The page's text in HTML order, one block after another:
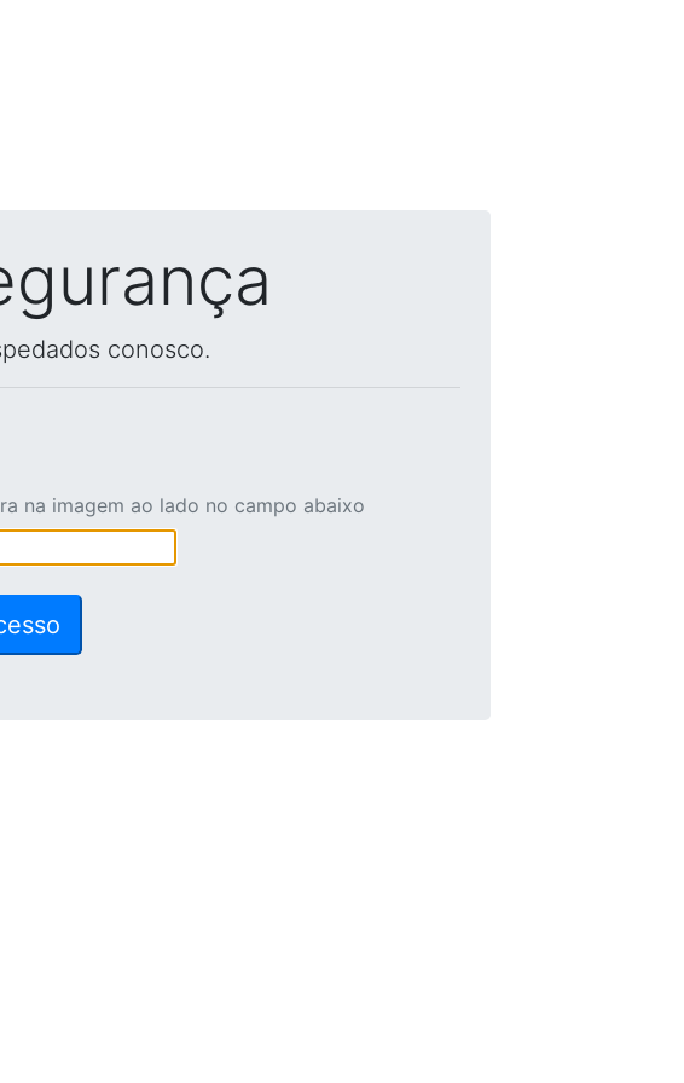
conosco.
na imagem ao lado no campo abaixo